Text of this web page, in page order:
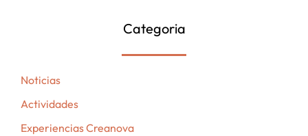
Categoria
Noticias
Actividades
Experiencias Creanova